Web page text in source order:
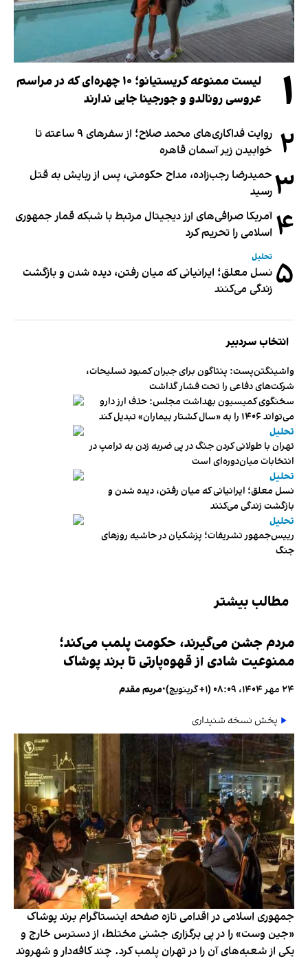
۱
لیست ممنوعه کریستیانو؛ ۱۰ چهره‌ای که در مراسم
عروسی رونالدو و جورجینا جایی ندارند
۲
روایت فداکاری‌های محمد صلاح؛ از سفرهای ۹ ساعته تا
خوابیدن زیر آسمان قاهره
۳ حمیدرضا رجب‌زاده، مداح حکومتی، پس از ربایش به قتل
رسید
۴ آمریکا صرافی‌های ارز دیجیتال مرتبط با شبکه قمار جمهوری
اسلامی را تحریم کرد
۵ تحلیل
نسل معلق؛ ایرانیانی که میان رفتن، دیده شدن و بازگشت
زندگی می‌کنند
انتخاب سردبیر
واشینگتن‌پست: پنتاگون برای جبران کمبود تسلیحات،
شرکت‌های دفاعی را تحت فشار گذاشت
سخنگوی کمیسیون بهداشت مجلس: حذف ارز دارو
می‌تواند ۱۴۰۶ را به «سال کشتار بیماران» تبدیل کند
تحلیل
تهران با طولانی کردن جنگ در پی ضربه زدن به ترامپ در
انتخابات میان‌دوره‌ای است
تحلیل
نسل معلق؛ ایرانیانی که میان رفتن، دیده شدن و
بازگشت زندگی می‌کنند
تحلیل
رییس‌جمهور تشریفات؛ پزشکیان در حاشیه روزهای
جنگ
مطالب بیشتر
مردم جشن می‌گیرند، حکومت پلمب می‌کند؛
ممنوعیت شادی از قهوه‌پارتی تا برند پوشاک
۲۴ مهر ۱۴۰۴، ۰۸:۰۹ (‎+۱ گرینویچ) •مریم مقدم
پخش نسخه شنیداری
جمهوری اسلامی در اقدامی تازه صفحه اینستاگرام برند پوشاک
«جین وست» را در پی برگزاری جشنی مختلط، از دسترس خارج و
یکی از شعبه‌های آن را در تهران پلمب کرد. چند کافه‌‌دار و شهروند